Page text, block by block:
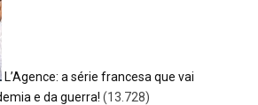
L’Agence: a série francesa que vai
e da guerra! (13.728)